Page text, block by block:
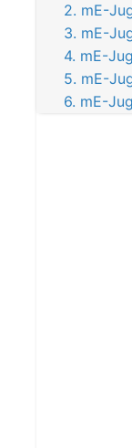
2. mE-
3. mE-
4. mE-
5. mE-
6. mE-